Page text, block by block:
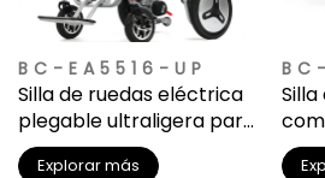
BC-EA5516-UP
Silla de ruedas eléctrica
plegable ultraligera para
adultos
Explorar más